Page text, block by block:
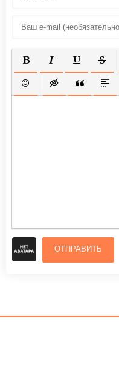
ПОЛУЖИРНЫЙ
КУРСИВ
ВСТАВИТЬ СМАЙЛИК
ВСТАВКАВСТАВКА
ОТПРАВИТЬ